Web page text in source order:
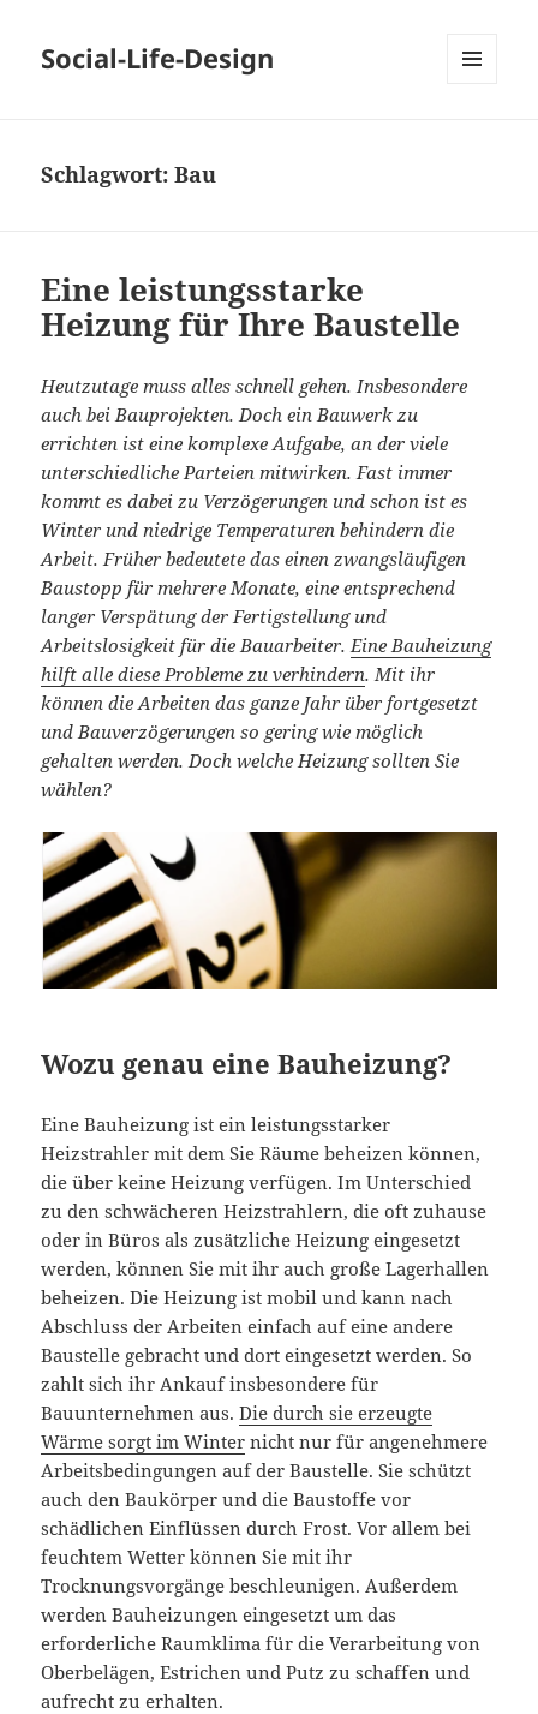
Social-Life-Design
Schlagwort:Bau
Eine leistungsstarke
Heizung für Ihre Baustelle
Heutzutage muss alles schnell gehen. Insbesondere
auch bei Bauprojekten. Doch ein Bauwerk zu
errichten ist eine komplexe Aufgabe, an der viele
unterschiedliche Parteien mitwirken. Fast immer
kommt es dabei zu Verzögerungen und schon ist es
Winter und niedrige Temperaturen behindern die
Arbeit. Früher bedeutete das einen zwangsläufigen
Baustopp für mehrere Monate, eine entsprechend
langer Verspätung der Fertigstellung und
Arbeitslosigkeit für die Bauarbeiter.Eine Bauheizung
hilft alle diese Probleme zu verhindern. Mit ihr
können die Arbeiten das ganze Jahr über fortgesetzt
und Bauverzögerungen so gering wie möglich
gehalten werden. Doch welche Heizung sollten Sie
wählen?
Wozu genau eine Bauheizung?
Eine Bauheizung ist ein leistungsstarker
Heizstrahler mit dem Sie Räume beheizen können,
die über keine Heizung verfügen. Im Unterschied
zu den schwächeren Heizstrahlern, die oft zuhause
oder in Büros als zusätzliche Heizung eingesetzt
werden, können Sie mit ihr auch große Lagerhallen
beheizen. Die Heizung ist mobil und kann nach
Abschluss der Arbeiten einfach auf eine andere
Baustelle gebracht und dort eingesetzt werden. So
zahlt sich ihr Ankauf insbesondere für
Bauunternehmen aus.Die durch sie erzeugte
Wärme sorgt im Winter nicht nur für angenehmere
Arbeitsbedingungen auf der Baustelle. Sie schützt
auch den Baukörper und die Baustoffe vor
schädlichen Einflüssen durch Frost. Vor allem bei
feuchtem Wetter können Sie mit ihr
Trocknungsvorgänge beschleunigen. Außerdem
werden Bauheizungen eingesetzt um das
erforderliche Raumklima für die Verarbeitung von
Oberbelägen, Estrichen und Putz zu schaffen und
aufrecht zu erhalten.